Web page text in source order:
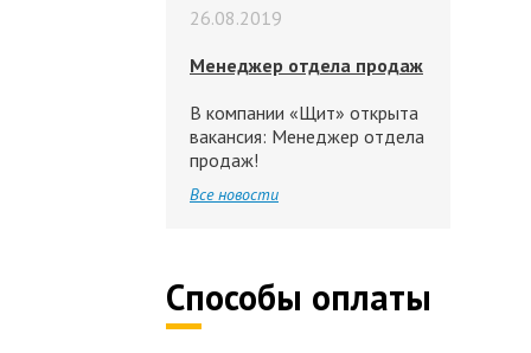
26.08.2019
Менеджер отдела продаж
В компании «Щит» открыта
вакансия: Менеджер отдела
продаж!
Все новости
Способы оплаты